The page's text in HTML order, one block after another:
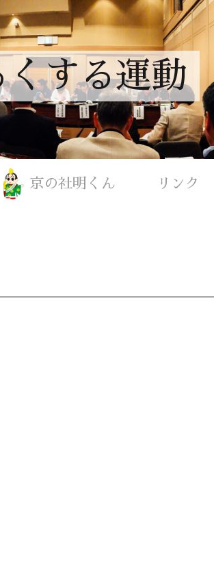
する運動
京の社明くん リンク